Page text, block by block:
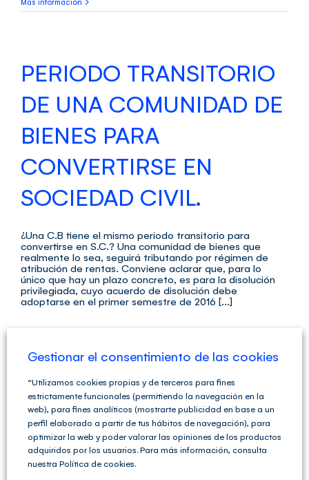
PERIODO TRANSITORIO
DE UNA COMUNIDAD DE
BIENES PARA
CONVERTIRSE EN
SOCIEDAD CIVIL.
¿Una C.B tiene el mismo periodo transitorio para
convertirse en S.C.? Una comunidad de bienes que
realmente lo sea, seguirá tributando por régimen de
atribución de rentas. Conviene aclarar que, para lo
único que hay un plazo concreto, es para la disolución
privilegiada, cuyo acuerdo de disolución debe
adoptarse en el primer semestre de 2016 [...]
ponentes,Sociedades Civiles | Etiquetas:AEAT ,comunidad de bienes,
Más información
DISOLUCIÓN POR
Gestionar el consentimiento de las cookies
“Utilizamos cookies propias y de terceros para fines
estrictamente funcionales (permitiendo la navegación en la
web), para fines analíticos (mostrarte publicidad en base a un
perfil elaborado a partir de tus hábitos de navegación), para
optimizar la web y poder valorar las opiniones de los productos
adquiridos por los usuarios. Para más información, consulta
nuestra Política de cookies.